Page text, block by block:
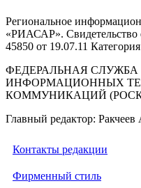
Региональное
«РИАСАР».
45850 от 19.07.11
ФЕДЕРАЛЬНАЯ СЛУЖБА
ИНФОРМАЦИОННЫХ
КОММУНИКАЦИЙ
Главный редактор:
Контакты редакции
Фирменный стиль